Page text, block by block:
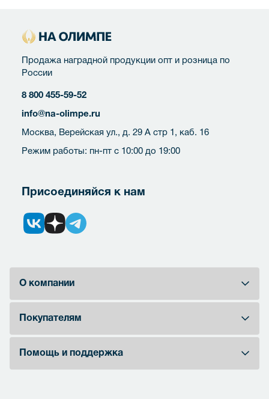
Продажа наградной продукции опт и розница по
России
8 800 455-59-52
info@na-olimpe.ru
Москва, Верейская ул., д. 29 А стр 1, каб. 16
Режим работы: пн-пт с 10:00 до 19:00
Присоединяйся к нам
О компании
Покупателям
Помощь и поддержка